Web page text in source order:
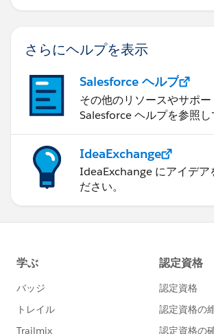
さらにヘルプを表示
Salesforce ヘルプ
その他のリソースやサポ
Salesforce ヘルプを参照し
IdeaExchange
IdeaExchange にアイデア
ださい。